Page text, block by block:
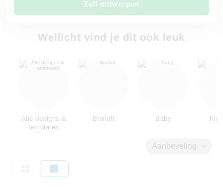
Zelf ontwerpen
Wellicht vind je dit ook leuk
Alle designs &
templates
Bruiloft Baby
Aanbeveling